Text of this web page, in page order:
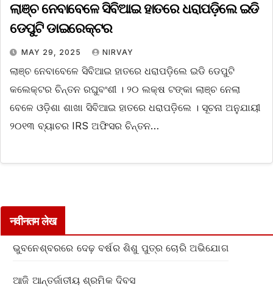
ଲାଞ୍ଚ ନେବାବେଳେ ସିବିଆଇ ହାତରେ ଧରାପଡ଼ିଲେ ଇଡି
ଡେପୁଟି ଡାଇରେକ୍ଟର
MAY 29, 2025 NIRVAY
ଲାଞ୍ଚ ନେବାବେଳେ ସିବିଆଇ ହାତରେ ଧରାପଡ଼ିଲେ ଇଡି ଡେପୁଟି
କଲେକ୍ଟର ଚିନ୍ତନ ରଘୁବଂଶୀ । ୨୦ ଲକ୍ଷ ଟଙ୍କା ଲାଞ୍ଚ ନେଲା
ବେଳେ ଓଡ଼ିଶା ଶାଖା ସିବିଆଇ ହାତରେ ଧରାପଡ଼ିଲେ । ସୂଚନା ଅନୁଯାୟୀ
୨୦୧୩ ବ୍ୟାଚର IRS ଅଫିସର ଚିନ୍ତନ…
नवीनतम लेख
ଭୁବନେଶ୍ବରରେ ଦେଢ଼ ବର୍ଷର ଶିଶୁ ପୁତ୍ର ଚୋରି ଅଭିଯୋଗ
ଆଜି ଆନ୍ତର୍ଜାତୀୟ ଶ୍ରମିକ ଦିବସ